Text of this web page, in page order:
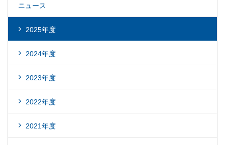
ニュース
2025年度
2024年度
2023年度
2022年度
2021年度